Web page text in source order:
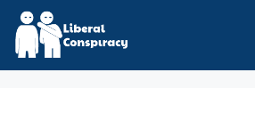
Skip
content